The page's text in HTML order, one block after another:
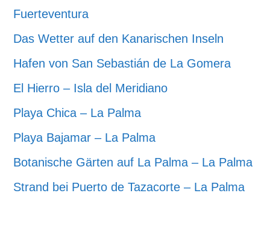
Fuerteventura
Das Wetter auf den Kanarischen Inseln
Hafen von San Sebastián de La Gomera
El Hierro – Isla del Meridiano
Playa Chica – La Palma
Playa Bajamar – La Palma
Botanische Gärten auf La Palma – La Palma
Strand bei Puerto de Tazacorte – La Palma